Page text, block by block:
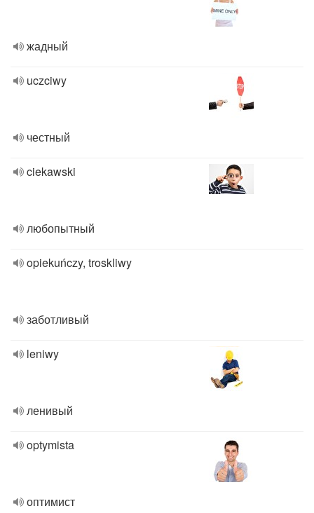
жадный
uczciwy
честный
ciekawski
любопытный
opiekuńczy, troskliwy
заботливый
leniwy
ленивый
optymista
оптимист